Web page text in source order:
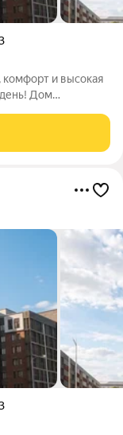
комфорт и высокая
Дом
готовая,